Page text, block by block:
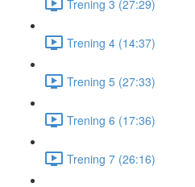
Trening 3 (27:29)
Trening 4 (14:37)
Trening 5 (27:33)
Trening 6 (17:36)
Trening 7 (26:16)